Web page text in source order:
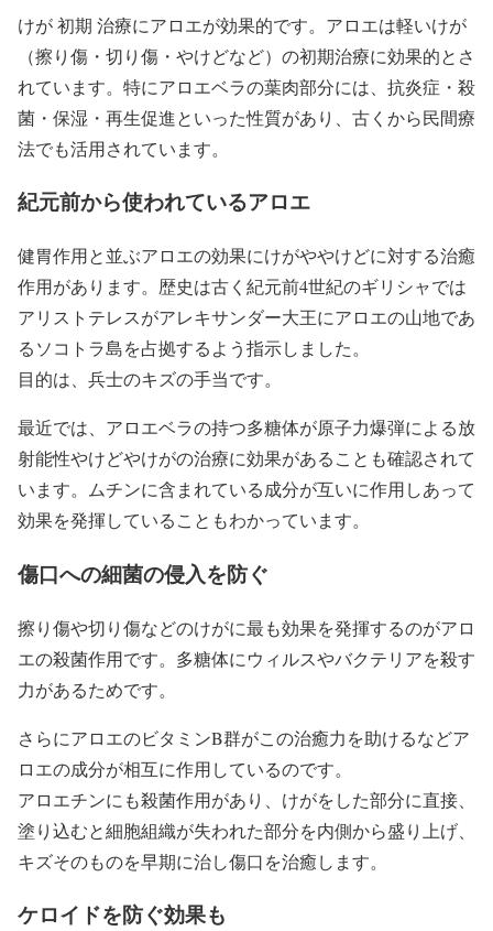
けが 初期 治療にアロエが効果的です。アロエは軽いけが
（擦り傷・切り傷・やけどなど）の初期治療に効果的とさ
れています。特にアロエベラの葉肉部分には、抗炎症・殺
菌・保湿・再生促進といった性質があり、古くから民間療
法でも活用されています。
紀元前から使われているアロエ
健胃作用と並ぶアロエの効果にけがややけどに対する治癒
作用があります。歴史は古く紀元前4世紀のギリシャでは
アリストテレスがアレキサンダー大王にアロエの山地であ
るソコトラ島を占拠するよう指示しました。
目的は、兵士のキズの手当です。
最近では、アロエベラの持つ多糖体が原子力爆弾による放
射能性やけどやけがの治療に効果があることも確認されて
います。ムチンに含まれている成分が互いに作用しあって
効果を発揮していることもわかっています。
傷口への細菌の侵入を防ぐ
擦り傷や切り傷などのけがに最も効果を発揮するのがアロ
エの殺菌作用です。多糖体にウィルスやバクテリアを殺す
力があるためです。
さらにアロエのビタミンB群がこの治癒力を助けるなどア
ロエの成分が相互に作用しているのです。
アロエチンにも殺菌作用があり、けがをした部分に直接、
塗り込むと細胞組織が失われた部分を内側から盛り上げ、
キズそのものを早期に治し傷口を治癒します。
ケロイドを防ぐ効果も